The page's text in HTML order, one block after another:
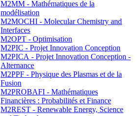
M2MM - Mathématiques de la
modélisation
M2MOCHI - Molecular Chemistry and
Interfaces
M2OPT - Optimisation
M2PIC - Projet Innovation Conception
M2PICA - Projet Innovation Conception -
Alternance
M2PPF - Physique des Plasmas et de la
Fusion
M2PROBAFI - Mathématiques
Financières : Probabilités et Finance
M2REST - Renewable Energy, Science